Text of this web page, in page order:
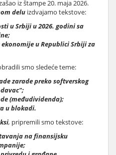
iz štampe 20. maja 2026.
delu izdvajamo tekstove:
u Srbiji u 2026. godini sa
u Republici Srbiji za
smo sledeće teme:
zarade preko softverskog
(međudividenda);
u blokadi.
, pripremili smo tekstove:
na finansijsku